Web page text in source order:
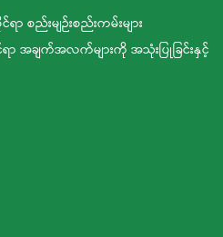
ာ စည်းမျဉ်းစည်းကမ်းများ
ရာ အချက်အလက်များကို အသုံးပြုခြင်းနှင့်